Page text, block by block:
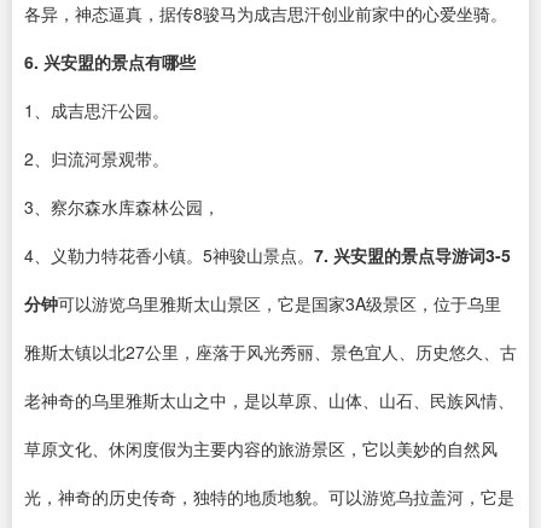
各异，神态逼真，据传8骏马为成吉思汗创业前家中的心爱坐骑。
6. 兴安盟的景点有哪些
1、成吉思汗公园。
2、归流河景观带。
3、察尔森水库森林公园，
4、义勒力特花香小镇。5神骏山景点。 7. 兴安盟的景点导游词3-5
分钟可以游览乌里雅斯太山景区，它是国家3A级景区，位于乌里
雅斯太镇以北27公里，座落于风光秀丽、景色宜人、历史悠久、古
老神奇的乌里雅斯太山之中，是以草原、山体、山石、民族风情、
草原文化、休闲度假为主要内容的旅游景区，它以美妙的自然风
光，神奇的历史传奇，独特的地质地貌。可以游览乌拉盖河，它是